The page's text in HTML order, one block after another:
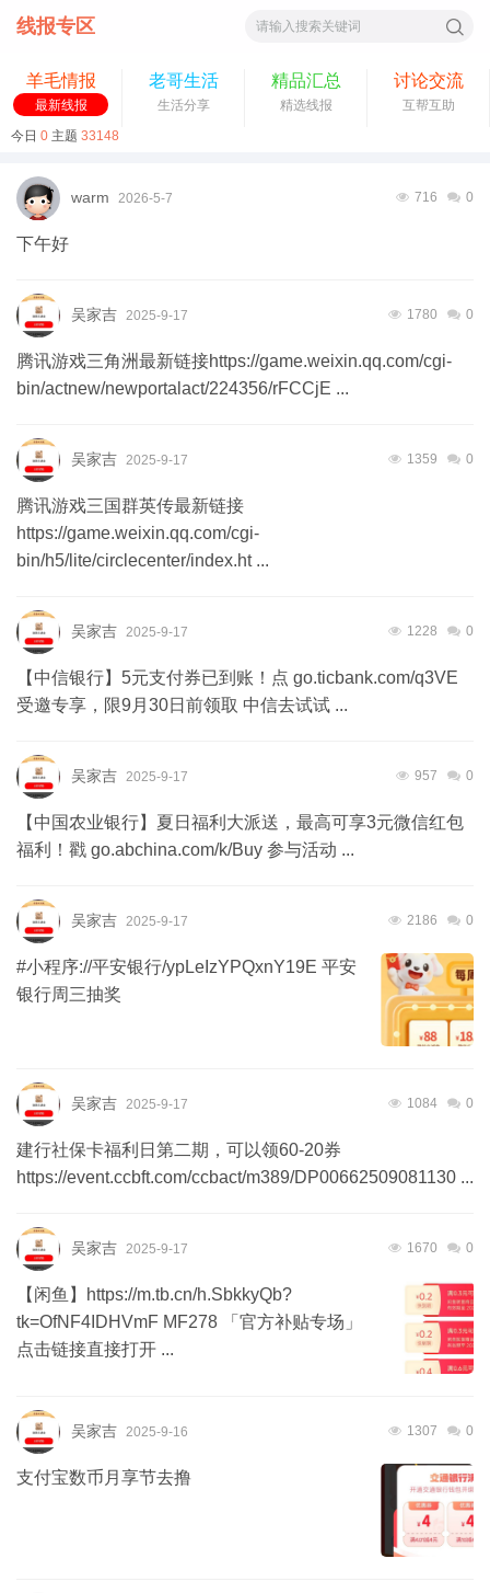
线报专区
羊毛情报
最新线报
老哥生活
生活分享
精品汇总
精选线报
讨论交流
互帮互助
今日 0 主题 33148
warm 2026-5-7 716 0
下午好
吴家吉 2025-9-17 1780 0
腾讯游戏三角洲最新链接https://game.weixin.qq.com/cgi-
bin/actnew/newportalact/224356/rFCCjE ...
吴家吉 2025-9-17 1359 0
腾讯游戏三国群英传最新链接
https://game.weixin.qq.com/cgi-
bin/h5/lite/circlecenter/index.ht ...
吴家吉 2025-9-17 1228 0
【中信银行】5元支付券已到账！点 go.ticbank.com/q3VE
受邀专享，限9月30日前领取 中信去试试 ...
吴家吉 2025-9-17 957 0
【中国农业银行】夏日福利大派送，最高可享3元微信红包
福利！戳 go.abchina.com/k/Buy 参与活动 ...
吴家吉 2025-9-17 2186 0
#小程序://平安银行/ypLeIzYPQxnY19E 平安
银行周三抽奖
吴家吉 2025-9-17 1084 0
建行社保卡福利日第二期，可以领60-20券
https://event.ccbft.com/ccbact/m389/DP00662509081130 ...
吴家吉 2025-9-17 1670 0
【闲鱼】https://m.tb.cn/h.SbkkyQb?
tk=OfNF4IDHVmF MF278 「官方补贴专场」
点击链接直接打开 ...
吴家吉 2025-9-16 1307 0
支付宝数币月享节去撸